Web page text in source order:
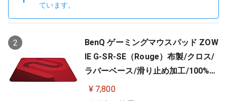
ています。
2
BenQ ゲーミングマウスパッド ZOW
IE G-SR-SE（Rouge）布製/クロス/
ラバーベース/滑り止め加工/100%フ
ルフラット/3.5mm
¥ 7,800